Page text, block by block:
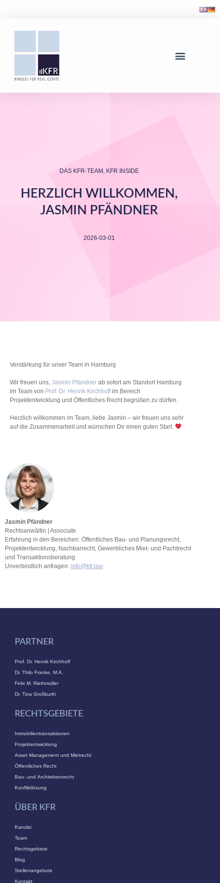
DAS KFR-TEAM , KFR INSIDE
HERZLICH WILLKOMMEN,
JASMIN PFÄNDNER
2026-03-01
Verstärkung für unser Team in Hamburg
Wir freuen uns, Jasmin Pfändner ab sofort am Standort Hamburg
im Team von Prof. Dr. Henrik Kirchhoffim Bereich
Projektentwicklung und Öffentliches Recht begrüßen zu dürfen.
Herzlich willkommen im Team, liebe Jasmin – wir freuen uns sehr
auf die Zusammenarbeit und wünschen Dir einen guten Start.
Jasmin Pfändner
Rechtsanwältin | Associate
Erfahrung in den Bereichen: Öffentliches Bau- und Planungsrecht,
Projektentwicklung, Nachbarrecht, Gewerbliches Miet- und Pachtrecht
und Transaktionsberatung
Unverbindlich anfragen: info@kfr.law
PARTNER
Prof. Dr. Henrik Kirchhoff
Dr. Thilo Franke, M.A.
Felix M. Riethmüller
Dr. Tina Großkurth
RECHTSGEBIETE
Immobilientransaktionen
Projektentwicklung
Asset Management und Mietrecht
Öffentliches Recht
Bau- und Architektenrecht
Konfliktlösung
ÜBER KFR
Kanzlei
Team
Rechtsgebiete
Blog
Stellenangebote
Kontakt